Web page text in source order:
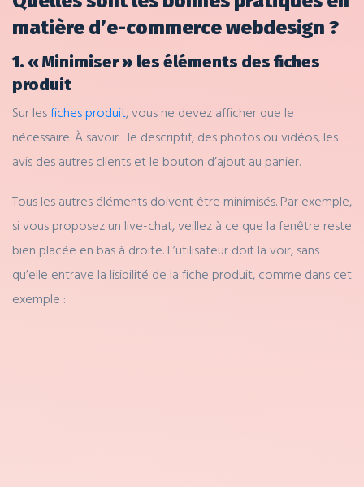
matière d’e-commerce webdesign ?
1. « Minimiser » les éléments des fiches
produit
Sur lesfiches produit, vous ne devez afficher que le
nécessaire. À savoir : le descriptif, des photos ou vidéos, les
avis des autres clients et le bouton d’ajout au panier.
Tous les autres éléments doivent être minimisés. Par exemple,
si vous proposez un live-chat, veillez à ce que la fenêtre reste
bien placée en bas à droite. L’utilisateur doit la voir, sans
qu’elle entrave la lisibilité de la fiche produit, comme dans cet
exemple :